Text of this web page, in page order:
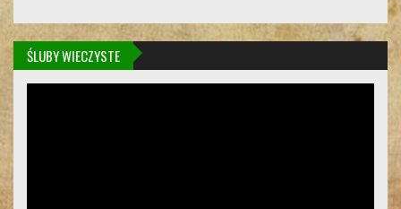
ŚLUBY WIECZYSTE